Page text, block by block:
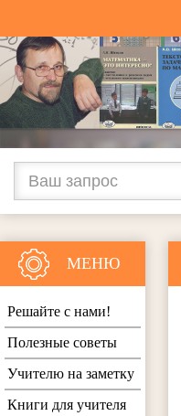
МЕНЮ
Решайте с нами!
Полезные советы
Учителю на заметку
Книги для учителя